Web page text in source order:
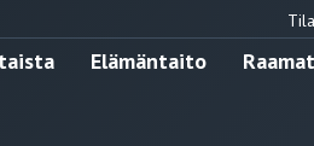
Elämäntaito